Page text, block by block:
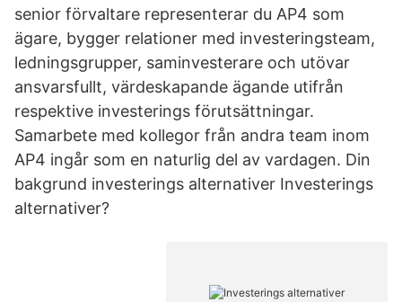
senior förvaltare representerar du AP4 som
ägare, bygger relationer med investeringsteam,
ledningsgrupper, saminvesterare och utövar
ansvarsfullt, värdeskapande ägande utifrån
respektive investerings förutsättningar.
Samarbete med kollegor från andra team inom
AP4 ingår som en naturlig del av vardagen. Din
bakgrund investerings alternativer Investerings
alternativer?